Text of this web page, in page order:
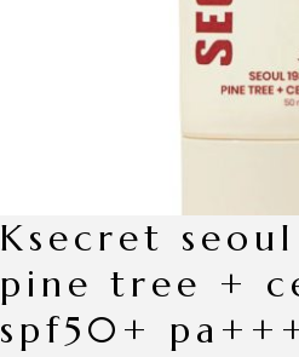
ksecret seoul 1988 sun
pine tree +
spf50+